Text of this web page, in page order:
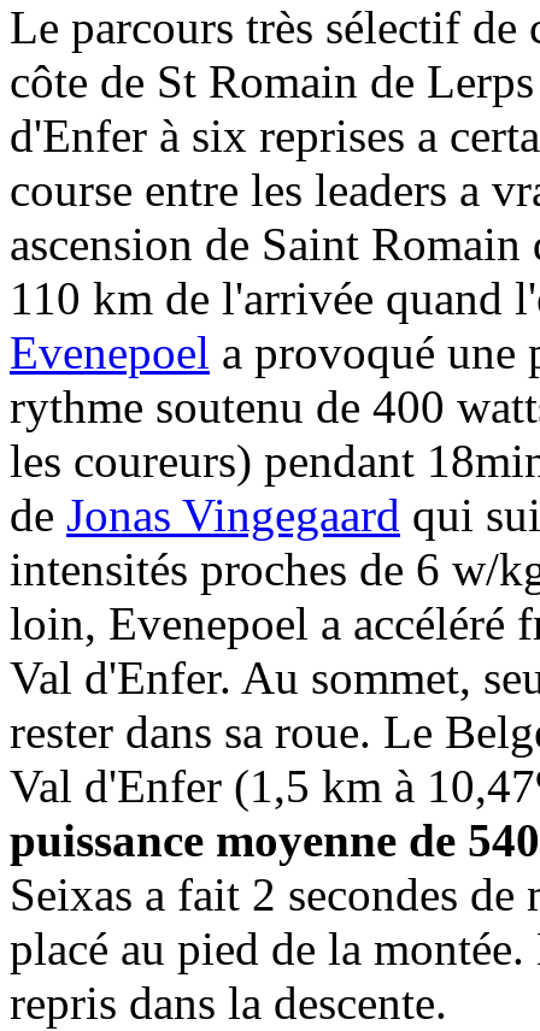
Le parcours très sélectif de
côte de St Romain de
d'Enfer à six reprises a
course entre les leaders a
ascension de Saint
110 km de l'arrivée quand
Evenepoel a provoqué une
rythme soutenu de 400
les coureurs) pendant
de Jonas Vingegaard qui
intensités proches de 6 w/
loin, Evenepoel a accéléré
Val d'Enfer. Au sommet,
rester dans sa roue. Le
Val d'Enfer (1,5 km à
puissance moyenne de
Seixas a fait 2 secondes
placé au pied de la
repris dans la descente.